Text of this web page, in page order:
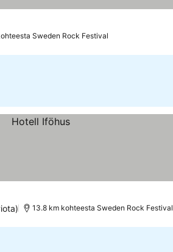
Sweden Rock Festival
13.8 km kohteesta Sweden Rock Festival